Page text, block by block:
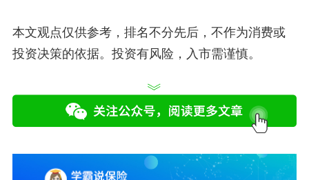
本文观点仅供参考，排名不分先后，不作为消费或
投资决策的依据。投资有风险，入市需谨慎。